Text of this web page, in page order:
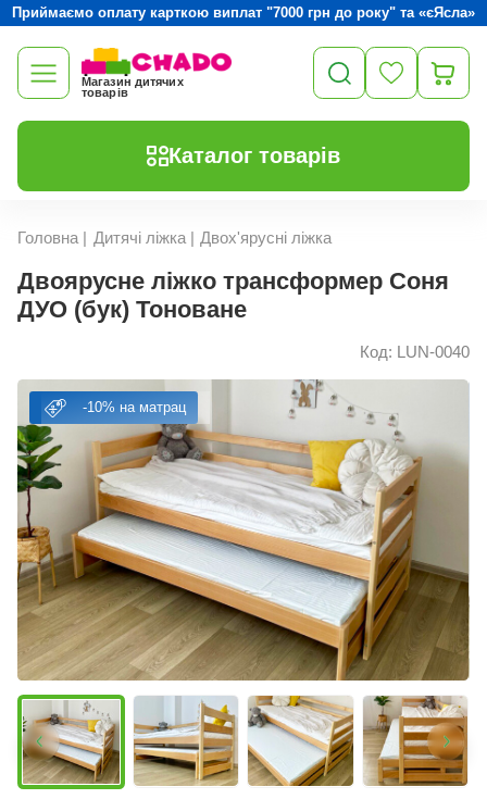
Приймаємо оплату карткою виплат "7000 грн до року" та «єЯсла»
Магазин дитячих
товарів
Каталог товарів
Головна | Дитячі ліжка| Двох'ярусні ліжка
Двоярусне ліжко трансформер Соня
ДУО (бук) Тоноване
Код: LUN-0040
-10% на матрац